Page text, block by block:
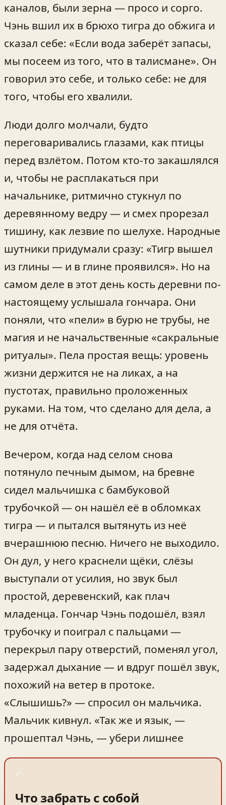
каналов, были зерна — просо и сорго.
Чэнь вшил их в брюхо тигра до обжига и
сказал себе: «Если вода заберёт запасы,
мы посеем из того, что в талисмане». Он
говорил это себе, и только себе: не для
того, чтобы его хвалили.
Люди долго молчали, будто
переговаривались глазами, как птицы
перед взлётом. Потом кто-то закашлялся
и, чтобы не расплакаться при
начальнике, ритмично стукнул по
деревянному ведру — и смех прорезал
тишину, как лезвие по шелухе. Народные
шутники придумали сразу: «Тигр вышел
из глины — и в глине проявился». Но на
самом деле в этот день кость деревни по-
настоящему услышала гончара. Они
поняли, что «пели» в бурю не трубы, не
магия и не начальственные «сакральные
ритуалы». Пела простая вещь: уровень
жизни держится не на ликах, а на
пустотах, правильно проложенных
руками. На том, что сделано для дела, а
не для отчёта.
Вечером, когда над селом снова
потянуло печным дымом, на бревне
сидел мальчишка с бамбуковой
трубочкой — он нашёл её в обломках
тигра — и пытался вытянуть из неё
вчерашнюю песню. Ничего не выходило.
Он дул, у него краснели щёки, слёзы
выступали от усилия, но звук был
простой, деревенский, как плач
младенца. Гончар Чэнь подошёл, взял
трубочку и поиграл с пальцами —
перекрыл пару отверстий, поменял угол,
задержал дыхание — и вдруг пошёл звук,
похожий на ветер в протоке.
«Слышишь?» — спросил он мальчика.
Мальчик кивнул. «Так же и язык, —
прошептал Чэнь, — убери лишнее
✓
Что забрать с собой